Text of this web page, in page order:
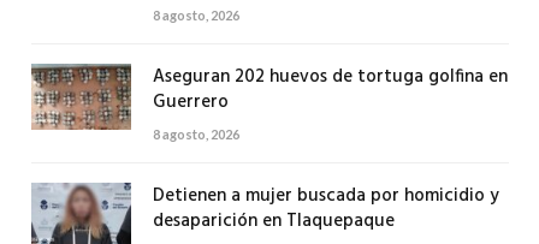
8 agosto, 2026
Aseguran 202 huevos de tortuga golfina en
Guerrero
8 agosto, 2026
Detienen a mujer buscada por homicidio y
desaparición en Tlaquepaque